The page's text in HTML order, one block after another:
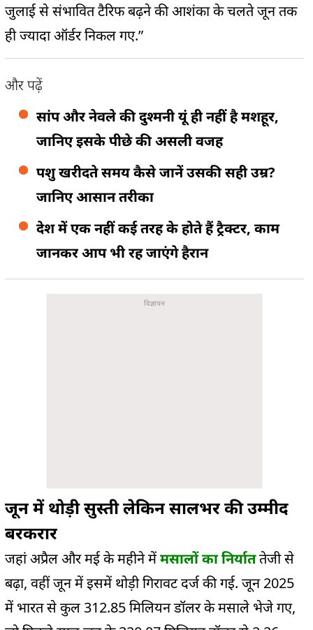
जुलाई से संभावित टैरिफ बढ़ने की आशंका के चलते जून तक
ही ज्यादा ऑर्डर निकल गए.”
और पढ़ें
सांप और नेवले की दुश्मनी यूं ही नहीं है मशहूर,
जानिए इसके पीछे की असली वजह
पशु खरीदते समय कैसे जानें उसकी सही उम्र?
जानिए आसान तरीका
देश में एक नहीं कई तरह के होते हैं ट्रैक्टर, काम
जानकर आप भी रह जाएंगे हैरान
जून में थोड़ी सुस्ती लेकिन सालभर की उम्मीद
बरकरार
जहां अप्रैल और मई के महीने मेंमसालों का निर्याततेजी से
बढ़ा, वहीं जून में इसमें थोड़ी गिरावट दर्ज की गई. जून 2025
में भारत से कुल 312.85 मिलियन डॉलर के मसाले भेजे गए,